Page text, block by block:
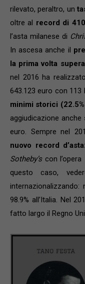
rilevato, peraltro, un
oltre al
record di
l’asta milanese di
In ascesa anche il
la prima volta
nel 2016 ha
643.123 euro con 113
minimi storici
aggiudicazione
euro. Sempre nel
nuovo record
Sotheby’scon l’opera
questo caso,
98.9% all’Italia. Nel
fatto largo il Regno